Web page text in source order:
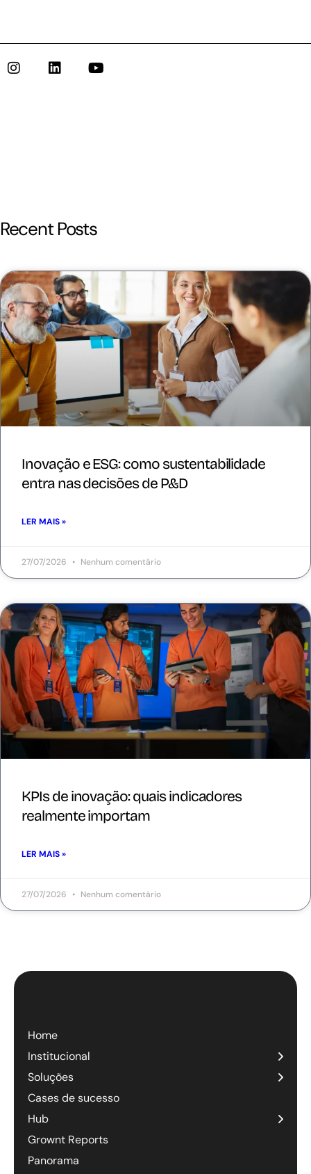
Recent Posts
Inovação e ESG: como sustentabilidade
entra nas decisões de P&D
LER MAIS »
27/07/2026 Nenhum comentário
KPIs de inovação: quais indicadores
realmente importam
LER MAIS »
27/07/2026 Nenhum comentário
Home
Institucional
Soluções
Cases de sucesso
Hub
Grownt Reports
Panorama